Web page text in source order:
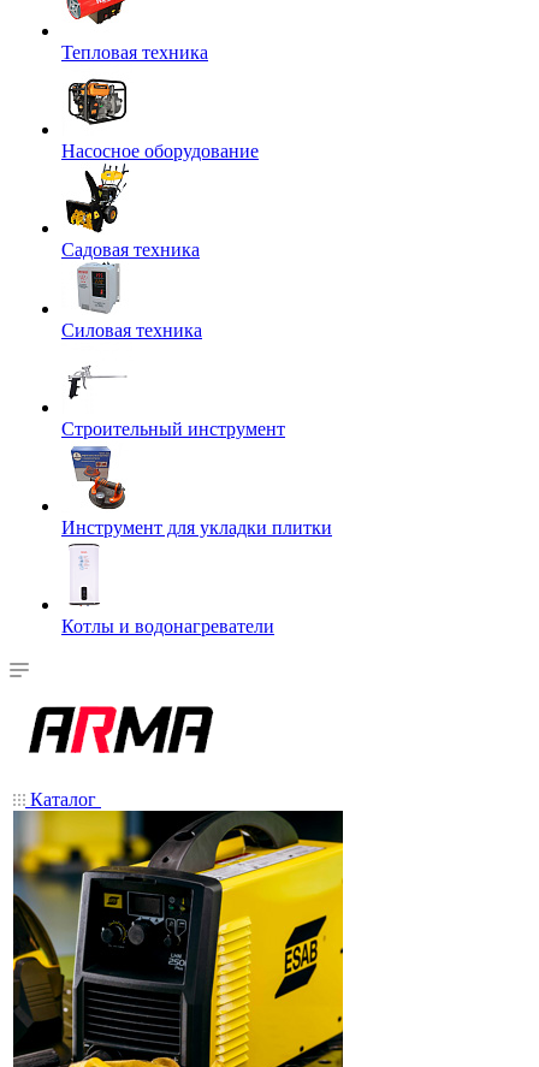
Тепловая техника
Насосное оборудование
Садовая техника
Силовая техника
Строительный инструмент
Инструмент для укладки плитки
Котлы и водонагреватели
Каталог